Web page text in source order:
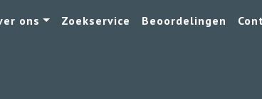
ons Zoekservice Beoordelingen